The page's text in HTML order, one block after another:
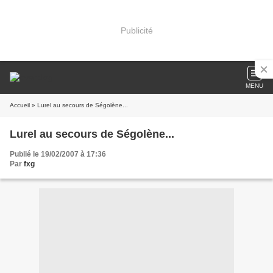
Publicité
MENU
Accueil » Lurel au secours de Ségolène...
Lurel au secours de Ségolène...
Publié le 19/02/2007 à 17:36
Par fxg